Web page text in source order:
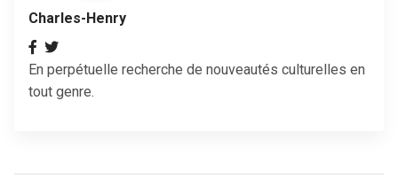
Charles-Henry
En perpétuelle recherche de nouveautés culturelles en
tout genre.